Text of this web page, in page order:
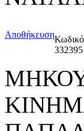
Αποθήκευση
332395